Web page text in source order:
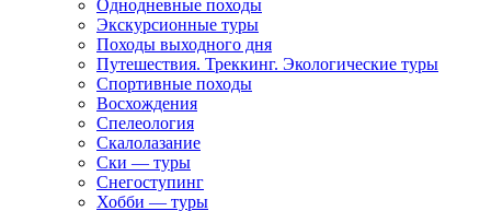
Однодневные походы
Экскурсионные туры
Походы выходного дня
Путешествия. Треккинг. Экологические туры
Спортивные походы
Восхождения
Спелеология
Скалолазание
Ски — туры
Снегоступинг
Хобби — туры